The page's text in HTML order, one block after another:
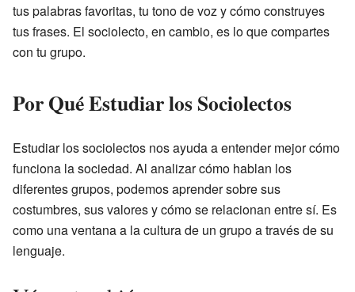
tus palabras favoritas, tu tono de voz y cómo construyes
tus frases. El sociolecto, en cambio, es lo que compartes
con tu grupo.
Por Qué Estudiar los Sociolectos
Estudiar los sociolectos nos ayuda a entender mejor cómo
funciona la sociedad. Al analizar cómo hablan los
diferentes grupos, podemos aprender sobre sus
costumbres, sus valores y cómo se relacionan entre sí. Es
como una ventana a la cultura de un grupo a través de su
lenguaje.